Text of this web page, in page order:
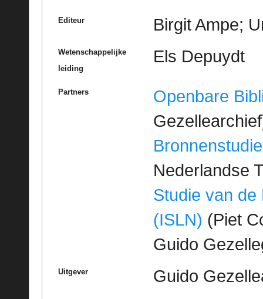
Editeur Birgit Ampe;
Wetenschappelijke
leiding
Els Depuydt
Partners
Openbare
Bronnenstudie
Nederlandse
Studie van de
(ISLN) (Piet
Guido
Uitgever Guido